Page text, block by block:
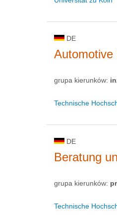
DE
Automotive
grupa kierunków:
Technische
DE
Beratung
grupa kierunków:
Technische